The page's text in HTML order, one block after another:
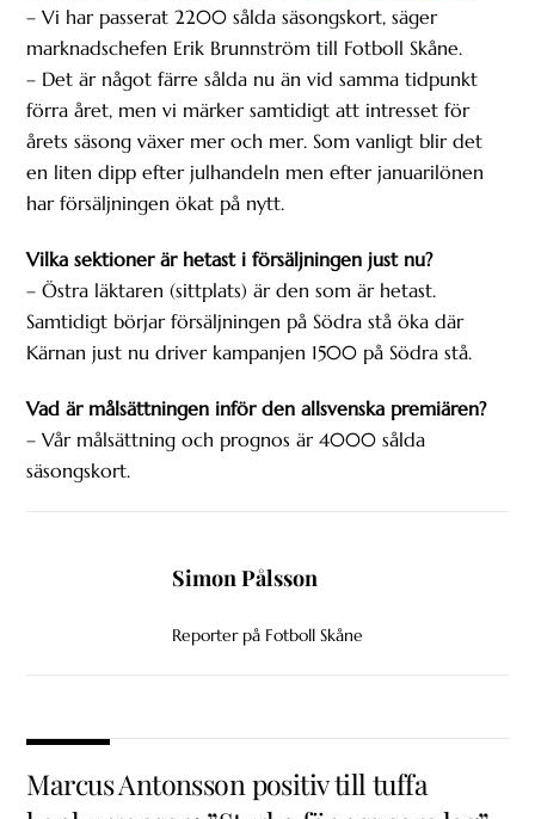
– Vi har passerat 2200 sålda säsongskort, säger
marknadschefen Erik Brunnström till Fotboll Skåne.
– Det är något färre sålda nu än vid samma tidpunkt
förra året, men vi märker samtidigt att intresset för
årets säsong växer mer och mer. Som vanligt blir det
en liten dipp efter julhandeln men efter januarilönen
har försäljningen ökat på nytt.
Vilka sektioner är hetast i försäljningen just nu?
– Östra läktaren (sittplats) är den som är hetast.
Samtidigt börjar försäljningen på Södra stå öka där
Kärnan just nu driver kampanjen 1500 på Södra stå.
Vad är målsättningen inför den allsvenska premiären?
– Vår målsättning och prognos är 4000 sålda
säsongskort.
Simon Pålsson
Reporter på Fotboll Skåne
Marcus Antonsson positiv till tuffa